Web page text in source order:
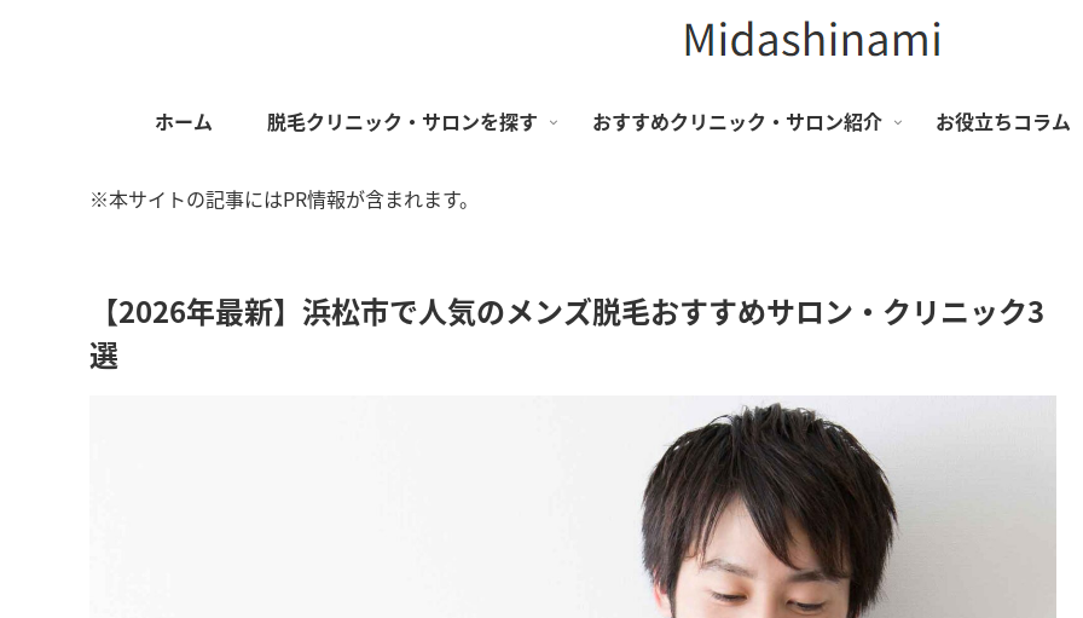
ホーム 脱毛クリニック・サロンを探す おすすめクリニック・サロン紹介 お役立ちコラム
※本サイトの記事にはPR情報が含まれます。
【2026年最新】浜松市で人気のメンズ脱毛おすすめサロン・クリニック3
選